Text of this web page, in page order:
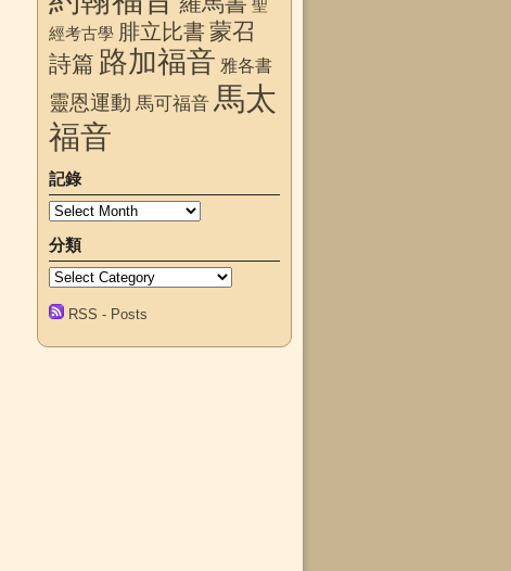
聖
經考古學 腓立比書 蒙召
詩篇 路加福音 雅各書
靈恩運動 馬可福音 馬太
福音
記錄
分類
RSS - Posts